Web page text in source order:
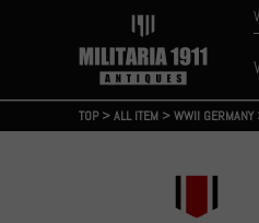
TOP>ALL ITEM >WWII GERMANY